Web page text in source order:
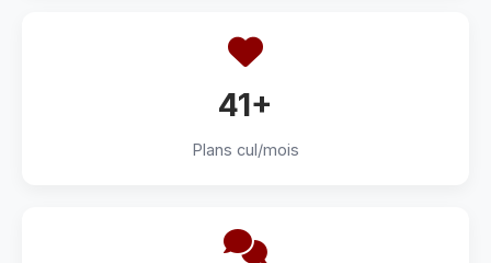
41+
Plans cul/mois